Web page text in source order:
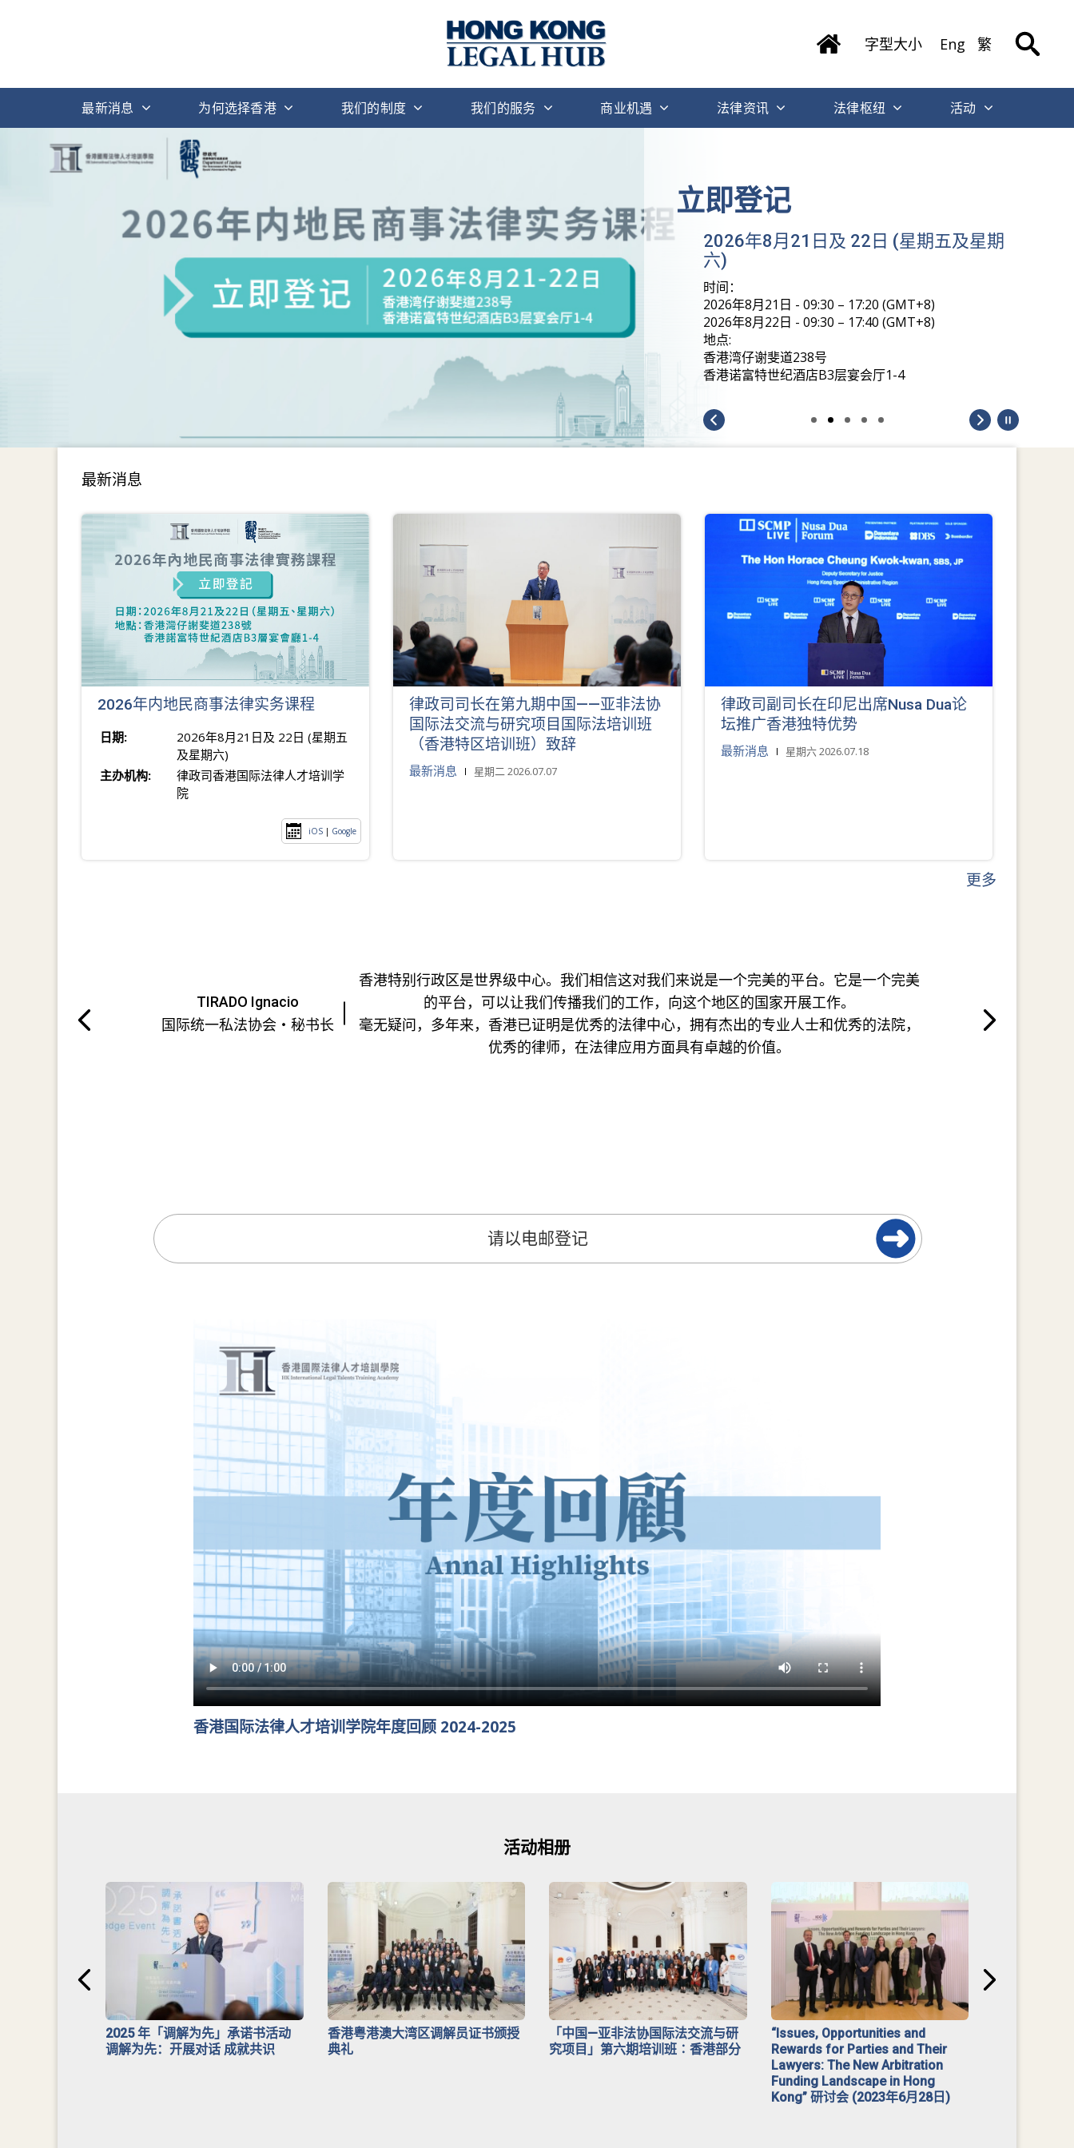
字型大小 Eng 繁
最新消息 为何选择香港 我们的制度 我们的服务 商业机遇 法律资讯 法律枢纽 活动
立即登记
2026年8月21日及 22日 (星期五及星期
六)
时间：
2026年8月21日 - 09:30 – 17:20 (GMT+8)
2026年8月22日 - 09:30 – 17:40 (GMT+8)
地点:
香港湾仔谢斐道238号
香港诺富特世纪酒店B3层宴会厅1-4
最新消息
2026年内地民商事法律实务课程
日期:
2026年8月21日及 22日 (星期五
及星期六)
主办机构:
律政司香港国际法律人才培训学
院
iOS | Google
律政司司长在第九期中国——亚非法协
国际法交流与研究项目国际法培训班
（香港特区培训班）致辞
最新消息 星期二 2026.07.07
律政司副司长在印尼出席Nusa Dua论
坛推广香港独特优势
最新消息 星期六 2026.07.18
更多
TIRADO Ignacio
国际统一私法协会・秘书长
香港特别行政区是世界级中心。我们相信这对我们来说是一个完美的平台。它是一个完美
的平台，可以让我们传播我们的工作，向这个地区的国家开展工作。
毫无疑问，多年来，香港已证明是优秀的法律中心，拥有杰出的专业人士和优秀的法院，
优秀的律师，在法律应用方面具有卓越的价值。
香港国际法律人才培训学院年度回顾 2024-2025
活动相册
2025 年「调解为先」承诺书活动
调解为先：开展对话 成就共识
香港粤港澳大湾区调解员证书颁授
典礼
「中国—亚非法协国际法交流与研
究项目」第六期培训班∶香港部分
“Issues, Opportunities and
Rewards for Parties and Their
Lawyers: The New Arbitration
Funding Landscape in Hong
Kong” 研讨会 (2023年6月28日)